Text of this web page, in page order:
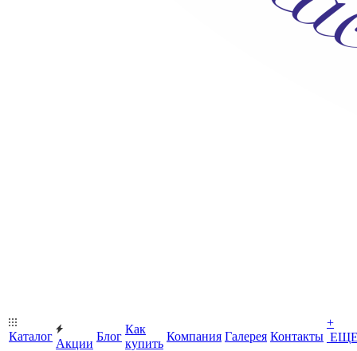
Каталог
Акции
Блог
Как
купить
Компания Галерея Контакты
+